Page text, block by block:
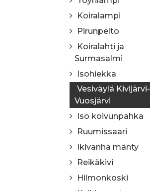
Koiralampi
Pirunpelto
Koiralahti ja
Surmasalmi
Isohiekka
Vesiväylä Kivijärvi-
Vuosjärvi
Iso koivunpahka
Ruumissaari
Ikivanha mänty
Reikäkivi
Hilmonkoski